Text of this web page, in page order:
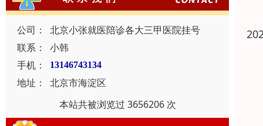
公司：
北京小张就医陪诊各大三甲医院挂号
联系：
小韩
手机：
13146743134
地址：
北京市海淀区
本站共被浏览过 3656206 次